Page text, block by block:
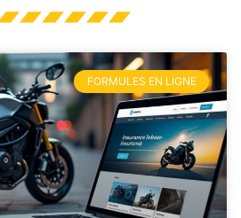
FORMULES EN LIGNE